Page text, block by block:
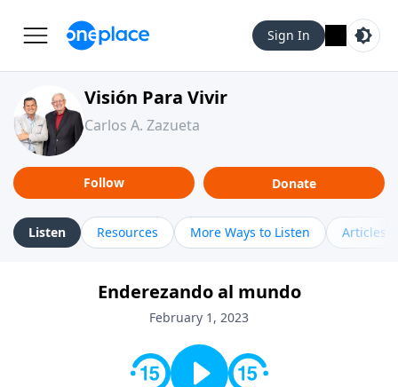
Sign In
Visión Para Vivir
Carlos A. Zazueta
Follow Donate
Listen Resources More Ways to Listen Articles
Enderezando al mundo
February 1, 2023